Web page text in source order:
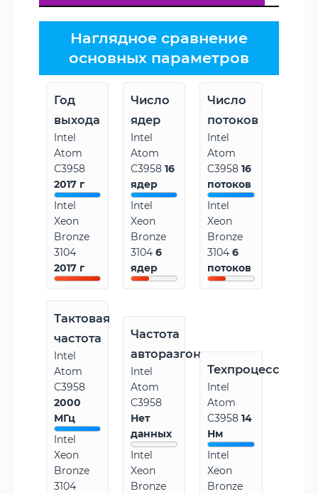
Наглядное сравнение
основных параметров
Год
выхода
Intel
Atom
C3958
2017 г
Intel
Xeon
Bronze
3104
2017 г
Число
ядер
Intel
Atom
C395816
ядер
Intel
Xeon
Bronze
31046
ядер
Число
потоков
Intel
Atom
C395816
потоков
Intel
Xeon
Bronze
31046
потоков
Тактовая
частота
Intel
Atom
C3958
2000
МГц
Intel
Xeon
Bronze
3104
Частота
авторазгона
Intel
Atom
C3958
Нет
данных
Intel
Xeon
Bronze
Техпроцесс
Intel
Atom
C395814
Нм
Intel
Xeon
Bronze